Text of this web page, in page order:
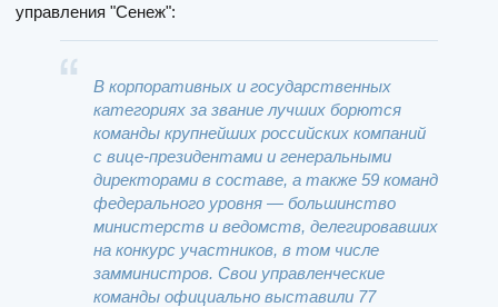
управления "Сенеж":
В корпоративных и государственных
категориях за звание лучших борются
команды крупнейших российских компаний
с вице-президентами и генеральными
директорами в составе, а также 59 команд
федерального уровня — большинство
министерств и ведомств, делегировавших
на конкурс участников, в том числе
замминистров. Свои управленческие
команды официально выставили 77